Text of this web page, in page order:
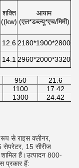
शक्ति
((kw)
आयाम
(एल*डब्ल्यू*एच/मिमी)
12.6 2180*1900*2800
14.1 2960*2000*3320
950
21.6
1100
17.42
1300 24.42
से राइस क्लीनर,
15 सीरीज
शामिल हैं।उत्पादन 800-
प्रकार हैं: